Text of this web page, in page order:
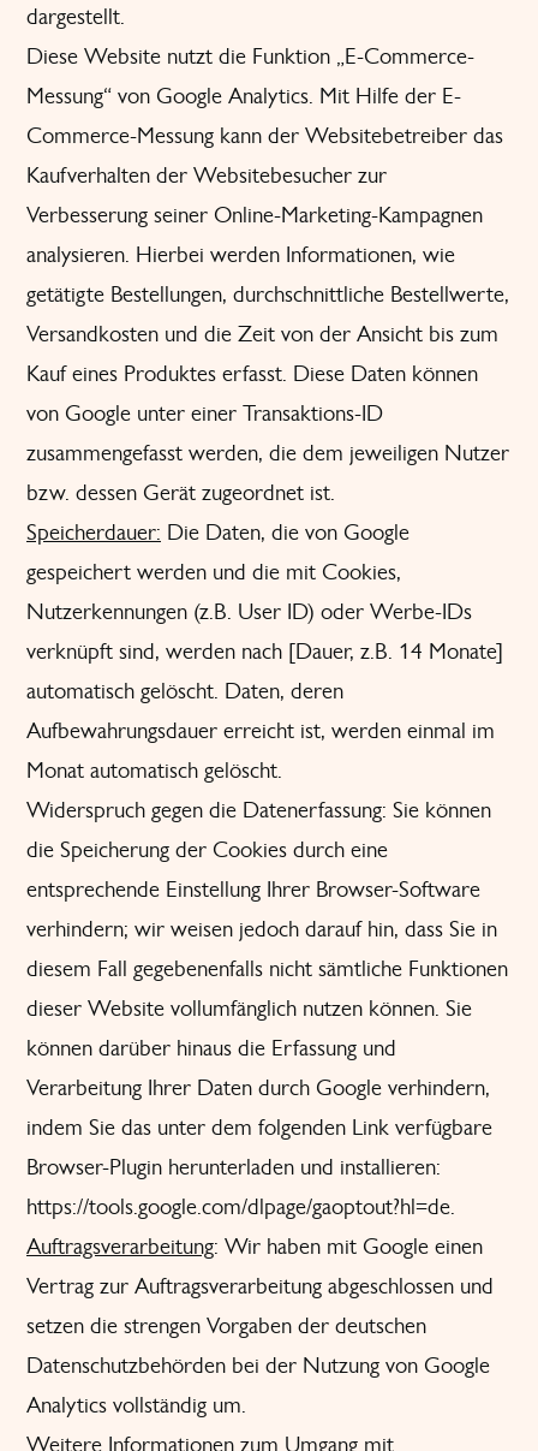
dargestellt.
Diese Website nutzt die Funktion „E-Commerce-
Messung“ von Google Analytics. Mit Hilfe der E-
Commerce-Messung kann der Websitebetreiber das
Kaufverhalten der Websitebesucher zur
Verbesserung seiner Online-Marketing-Kampagnen
analysieren. Hierbei werden Informationen, wie
getätigte Bestellungen, durchschnittliche Bestellwerte,
Versandkosten und die Zeit von der Ansicht bis zum
Kauf eines Produktes erfasst. Diese Daten können
von Google unter einer Transaktions-ID
zusammengefasst werden, die dem jeweiligen Nutzer
bzw. dessen Gerät zugeordnet ist.
Speicherdauer: Die Daten, die von Google
gespeichert werden und die mit Cookies,
Nutzerkennungen (z.B. User ID) oder Werbe-IDs
verknüpft sind, werden nach [Dauer, z.B. 14 Monate]
automatisch gelöscht. Daten, deren
Aufbewahrungsdauer erreicht ist, werden einmal im
Monat automatisch gelöscht.
Widerspruch gegen die Datenerfassung: Sie können
die Speicherung der Cookies durch eine
entsprechende Einstellung Ihrer Browser-Software
verhindern; wir weisen jedoch darauf hin, dass Sie in
diesem Fall gegebenenfalls nicht sämtliche Funktionen
dieser Website vollumfänglich nutzen können. Sie
können darüber hinaus die Erfassung und
Verarbeitung Ihrer Daten durch Google verhindern,
indem Sie das unter dem folgenden Link verfügbare
Browser-Plugin herunterladen und installieren:
https://tools.google.com/dlpage/gaoptout?hl=de.
Auftragsverarbeitung: Wir haben mit Google einen
Vertrag zur Auftragsverarbeitung abgeschlossen und
setzen die strengen Vorgaben der deutschen
Datenschutzbehörden bei der Nutzung von Google
Analytics vollständig um.
Weitere Informationen zum Umgang mit